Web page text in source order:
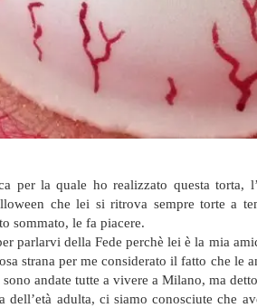
per la quale ho realizzato questa torta,
che lei si ritrova sempre torte a
sommato, le fa piacere.
parlarvi della Fede perchè lei è la mia
strana per me considerato il fatto che
sono andate tutte a vivere a Milano, ma
dell’età adulta, ci siamo conosciute che